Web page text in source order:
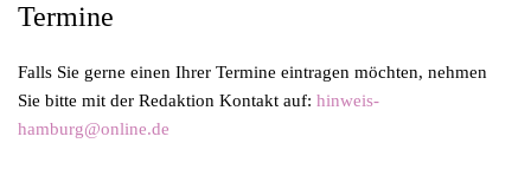
Termine
Falls Sie gerne einen Ihrer Termine eintragen möchten, nehmen
Sie bitte mit der Redaktion Kontakt auf: hinweis-
hamburg@online.de